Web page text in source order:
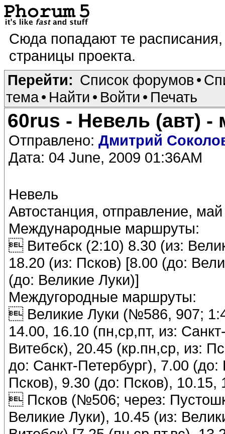
Сюда попадают те
страницы проекта.
Перейти: Список форумов•
тема• Найти • Войти • Печать
60rus - Невель (авт) -
Отправлено: Дмитрий
Дата: 04 June, 2009 01:36AM
Невель
Автостанция, отправление,
Международные маршруты:
 Витебск (2:10) 8.30 (из:
18.20 (из: Псков) [8.00 (до:
(до: Великие Луки)]
Междугородные маршруты:
 Великие Луки (№586, 907;
14.00, 16.10 (пн,ср,пт, из:
Витебск), 20.45 (кр.пн,ср, из:
до: Санкт-Петербург), 7.00
Псков), 9.30 (до: Псков), 10.15,
 Псков (№506; через:
Великие Луки), 10.45 (из: